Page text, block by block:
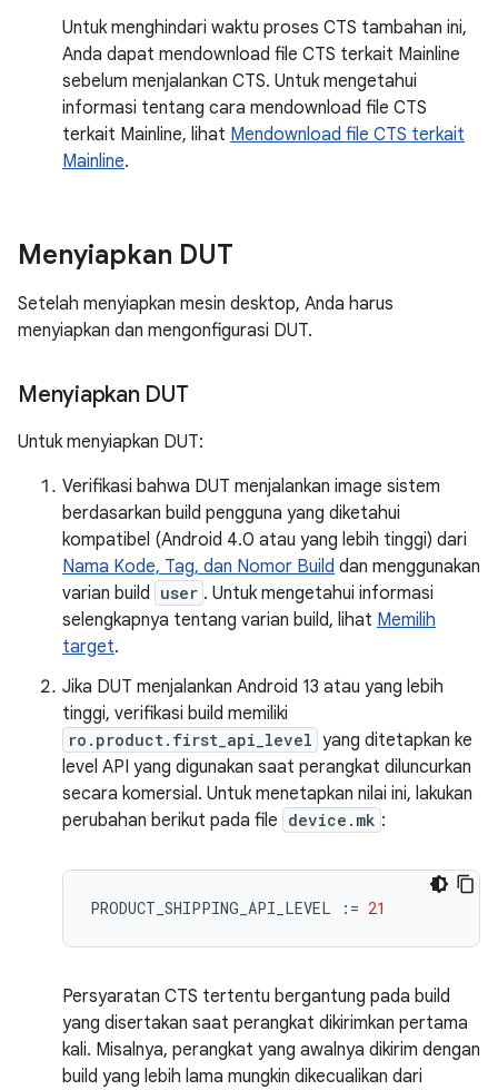
Untuk menghindari waktu proses CTS tambahan ini,
Anda dapat mendownload file CTS terkait Mainline
sebelum menjalankan CTS. Untuk mengetahui
informasi tentang cara mendownload file CTS
terkait Mainline, lihat Mendownload file CTS terkait
Mainline.
Menyiapkan DUT
Setelah menyiapkan mesin desktop, Anda harus
menyiapkan dan mengonfigurasi DUT.
Menyiapkan DUT
Untuk menyiapkan DUT:
Verifikasi bahwa DUT menjalankan image sistem
berdasarkan build pengguna yang diketahui
kompatibel (Android 4.0 atau yang lebih tinggi) dari
Nama Kode, Tag, dan Nomor Build dan menggunakan
varian build user . Untuk mengetahui informasi
selengkapnya tentang varian build, lihat Memilih
target.
Jika DUT menjalankan Android 13 atau yang lebih
tinggi, verifikasi build memiliki
ro.product.first_api_level yang ditetapkan ke
level API yang digunakan saat perangkat diluncurkan
secara komersial. Untuk menetapkan nilai ini, lakukan
perubahan berikut pada file device.mk :
PRODUCT_SHIPPING_API_LEVEL := 21
Persyaratan CTS tertentu bergantung pada build
yang disertakan saat perangkat dikirimkan pertama
kali. Misalnya, perangkat yang awalnya dikirim dengan
build yang lebih lama mungkin dikecualikan dari